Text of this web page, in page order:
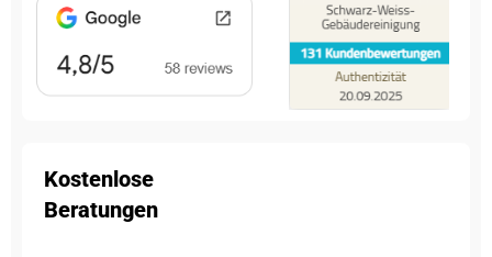
Kostenlose
Beratungen